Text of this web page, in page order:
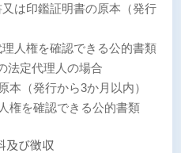
又は印鑑証明書の原本（発行
理人権を確認できる公的書類
法定代理人の場合
本（発行から3か月以内）
権を確認できる公的書類
及び徴収